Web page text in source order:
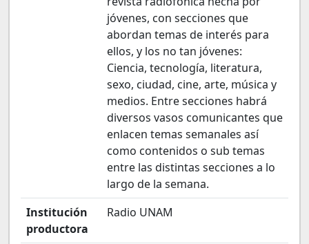
jóvenes, con secciones que
abordan temas de interés para
ellos, y los no tan jóvenes:
Ciencia, tecnología, literatura,
sexo, ciudad, cine, arte, música y
medios. Entre secciones habrá
diversos vasos comunicantes que
enlacen temas semanales así
como contenidos o sub temas
entre las distintas secciones a lo
largo de la semana.
Institución
productora
Radio UNAM